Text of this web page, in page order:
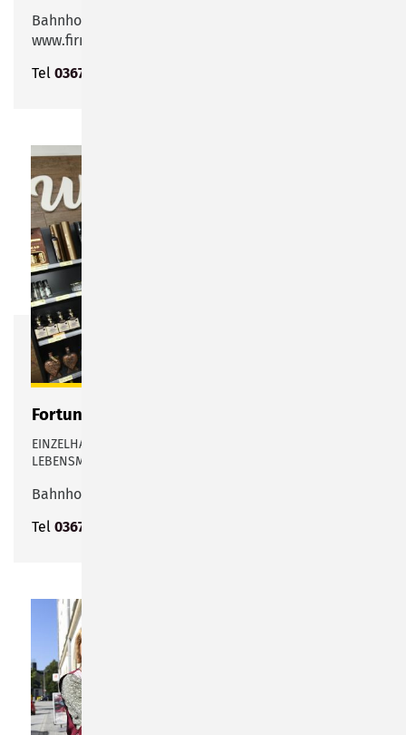
Bahnhofstraße 31
www.firmahessderhandarbeitsladen. business.site
Tel 03675 702021
Fortuna Markt
EINZELHANDEL FÜR RUSSISCHE UND OSTEUROPÄISCHE
LEBENSMITTEL
Bahnhofstraße 43
Tel 03675 4692325